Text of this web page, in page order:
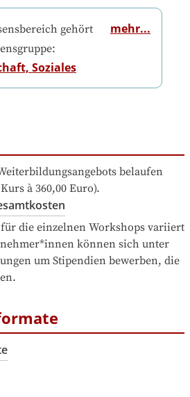
gehört
Soziales
mehr...
belaufen
à 360,00 Euro).
die einzelnen Workshops variiert
können sich unter
um Stipendien bewerben, die